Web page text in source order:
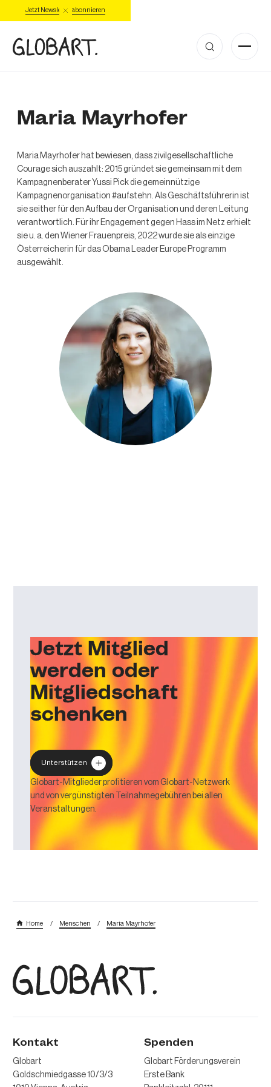
Jetzt Newsletter abonnieren
Maria Mayrhofer
Maria Mayrhofer hat bewiesen, dass zivilgesellschaftliche
Courage sich auszahlt: 2015 gründet sie gemeinsam mit dem
Kampagnenberater Yussi Pick die gemeinnützige
Kampagnenorganisation #aufstehn. Als Geschäftsführerin ist
sie seither für den Aufbau der Organisation und deren Leitung
verantwortlich. Für ihr Engagement gegen Hass im Netz erhielt
sie u. a. den Wiener Frauenpreis, 2022 wurde sie als einzige
Österreicherin für das Obama Leader Europe Programm
ausgewählt.
Jetzt Mitglied
werden oder
Mitgliedschaft
schenken
Unterstützen
Globart-Mitglieder profitieren vom Globart-Netzwerk
und von vergünstigten Teilnahmegebühren bei allen
Veranstaltungen.
Home / Menschen / Maria Mayrhofer
Kontakt
Globart
Goldschmiedgasse 10/3/3
Spenden
Globart Förderungsverein
Erste Bank